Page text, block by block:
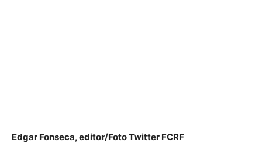
Edgar Fonseca, editor/Foto Twitter FCRF